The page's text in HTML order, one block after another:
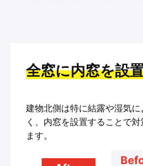
全窓に内窓を設
建物北側は特に結露や湿気
く、内窓を設置することで
ます。